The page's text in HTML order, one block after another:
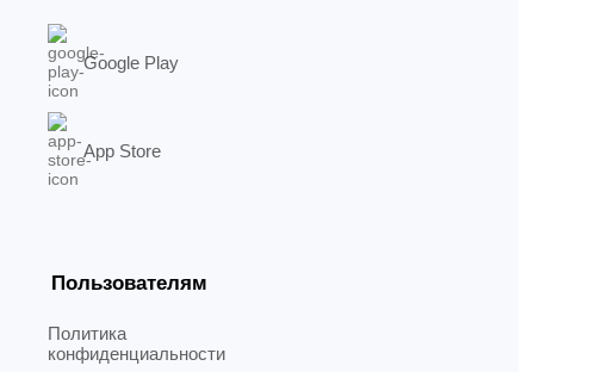
Google Play
App Store
Пользователям
Политика
конфиденциальности